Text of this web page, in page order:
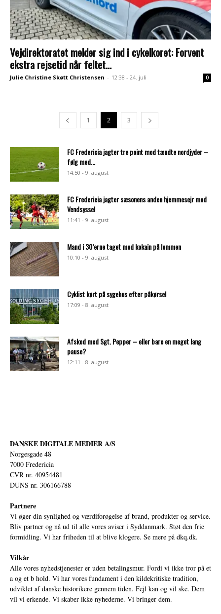
Vejdirektoratet melder sig ind i cykelkoret: Forvent
ekstra rejsetid når feltet...
Julie Christine Skøtt Christensen - 12:38 - 24. juli 0
1 2 3
FC Fredericia jagter tre point mod tændte nordjyder –
følg med...
14:50 - 9. august
FC Fredericia jagter sæsonens anden hjemmesejr mod
Vendsyssel
11:41 - 9. august
Mand i 30’erne taget med kokain på lommen
10:10 - 9. august
Cyklist kørt på sygehus efter påkørsel
17:09 - 8. august
Afsked med Sgt. Pepper – eller bare en meget lang
pause?
12:11 - 8. august
DANSKE DIGITALE MEDIER A/S
Norgesgade 48
7000 Fredericia
CVR nr. 40954481
DUNS nr. 306166788
Partnere
Vi øger din synlighed og værdiforøgelse af brand, produkter og service.
Bliv partner og nå ud til alle vores aviser i Syddanmark. Støt den frie
formidling. Vi har friheden til at blive klogere. Se mere på dkq.dk.
Vilkår
Alle vores nyhedstjenester er uden betalingsmur. Fordi vi ikke tror på et
a og et b hold. Vi har vores fundament i den kildekritiske tradition,
udviklet af danske historikere gennem tiden. Fejl kan og vil ske. Dem
vil vi erkende. Vi skaber ikke nyhederne. Vi bringer dem.